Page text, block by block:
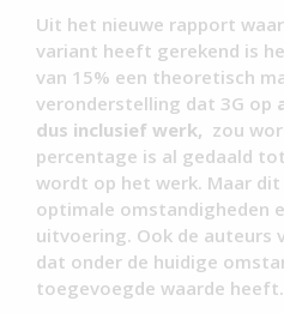
Uit het nieuwe rapport
variant heeft gerekend is
van 15% een theoretisch
veronderstelling dat 3G op
dus inclusief werk, zou
percentage is al gedaald
wordt op het werk. Maar
optimale omstandigheden
uitvoering. Ook de auteurs
dat onder de huidige
toegevoegde waarde heeft.